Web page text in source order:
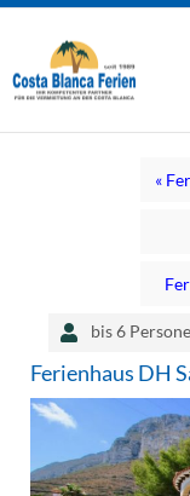
«
bis 6
Ferienhaus DH